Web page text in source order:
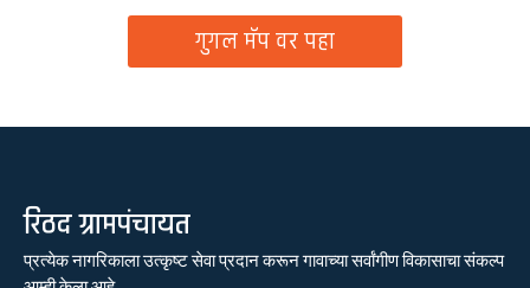
गुगल मॅप वर पहा
रिठद ग्रामपंचायत
प्रत्येक नागरिकाला उत्कृष्ट सेवा प्रदान करून गावाच्या सर्वांगीण विकासाचा संकल्प